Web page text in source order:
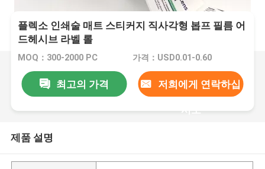
플렉소 인쇄술 매트 스티커지 직사각형 봅프 필름 어
드헤시브 라벨 롤
MOQ：300-2000 PC 가격：USD0.01-0.60
최고의 가격 저희에게 연락하십
시오
제품 설명